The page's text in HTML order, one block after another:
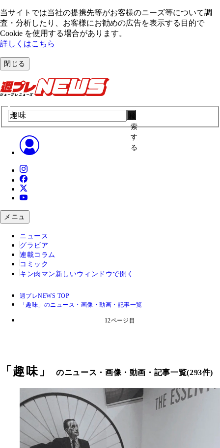
当サイトでは当社の提携先等がお客様のニーズ等について調
査・分析したり、お客様にお勧めの広告を表⽰する⽬的で
Cookie を使⽤する場合があります。
詳しくはこちら
閉じる
索
す
る
メニュ
ニュース
グラビア
連載コラム
コミック
キン肉マン 新しいウィンドウで開く
週プレNEWS TOP
「趣味」のニュース・画像・動画・記事一覧
12ページ目
「 趣味 」のニュース・画像・動画・記事一覧(293件)